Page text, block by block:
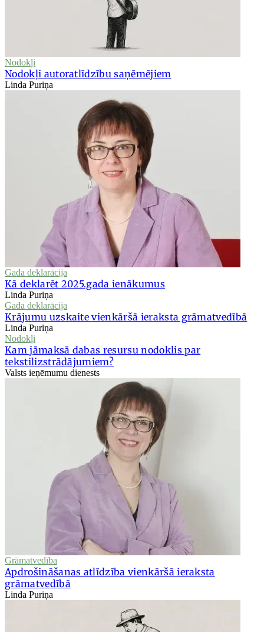
Nodokļi
Nodokļi autoratlīdzību saņēmējiem
Linda Puriņa
Gada deklarācija
Kā deklarēt 2025.gada ienākumus
Linda Puriņa
Gada deklarācija
Krājumu uzskaite vienkāršā ieraksta grāmatvedībā
Linda Puriņa
Nodokļi
Kam jāmaksā dabas resursu nodoklis par
tekstilizstrādājumiem?
Valsts ieņēmumu dienests
Grāmatvedība
Apdrošināšanas atlīdzība vienkāršā ieraksta
grāmatvedībā
Linda Puriņa